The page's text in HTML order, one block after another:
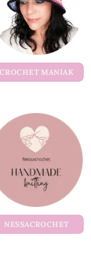
CROCHET MANIAK
NESSACROCHET